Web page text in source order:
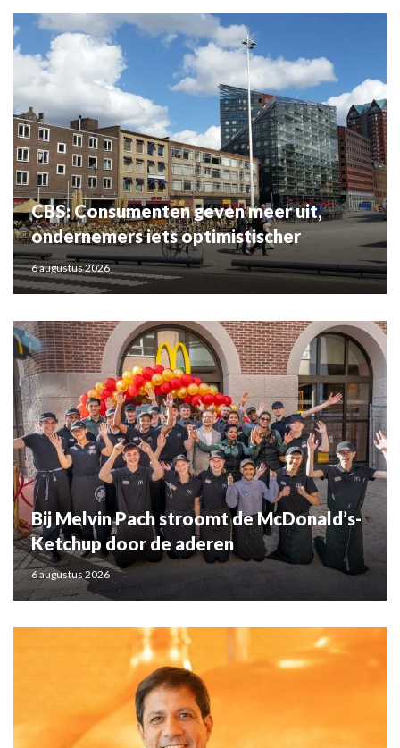
CBS: Consumenten geven meer uit,
ondernemers iets optimistischer
6 augustus 2026
Bij Melvin Pach stroomt de McDonald’s-
Ketchup door de aderen
6 augustus 2026